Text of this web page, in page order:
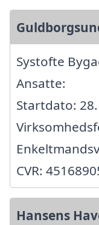
Systofte
Ansatte:
Startdato:
CVR:
Hansens